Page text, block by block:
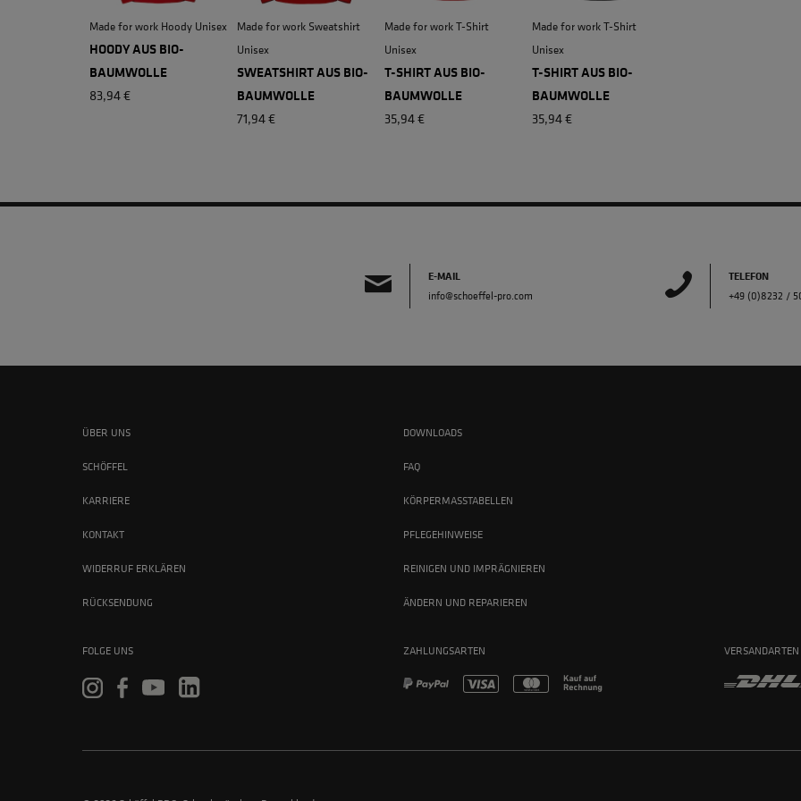
Made for work Hoody Unisex
HOODY AUS BIO-
BAUMWOLLE
83,94 €
Made for work Sweatshirt
Unisex
SWEATSHIRT AUS BIO-
BAUMWOLLE
71,94 €
Made for work T-Shirt
Unisex
T-SHIRT AUS BIO-
BAUMWOLLE
35,94 €
Made for work T-Shirt
Unisex
T-SHIRT AUS BIO-
BAUMWOLLE
35,94 €
E-MAIL
info@schoeffel-pro.com
TELEFON
+49 (0)8232 /
ÜBER UNS
SCHÖFFEL
KARRIERE
KONTAKT
WIDERRUF ERKLÄREN
RÜCKSENDUNG
DOWNLOADS
FAQ
KÖRPERMASSTABELLEN
PFLEGEHINWEISE
REINIGEN UND IMPRÄGNIEREN
ÄNDERN UND REPARIEREN
FOLGE UNS ZAHLUNGSARTEN VERSANDARTEN